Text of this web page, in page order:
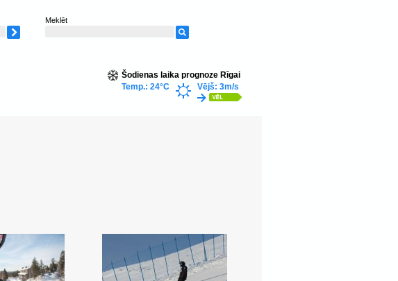
Meklēt
Šodienas laika prognoze Rīgai
Temp.: 24°C
Vējš: 3m/s